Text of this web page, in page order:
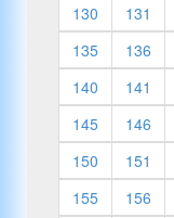
130
131
135
136
140
141
145
146
150
151
155
156